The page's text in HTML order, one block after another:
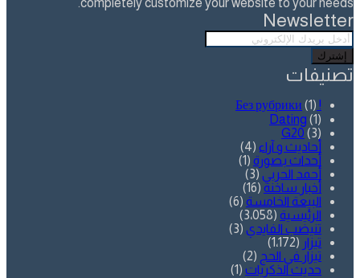
Newsletter
أدخل
بريدك
الإلكتروني
تصنيفات
! Без рубрики
(1)
Dating (1)
G20 (3)
أحاديث و آراء (4)
أحداث بصورة (1)
أحمد الحربي (3)
أخبار ساخنة (16)
البيعة الخامسة (6)
الرئيسية (3٬058)
تنيضب الفايدي (3)
تيزار (1٬172)
تيزار في الحج (2)
حديث الذكريات (1)